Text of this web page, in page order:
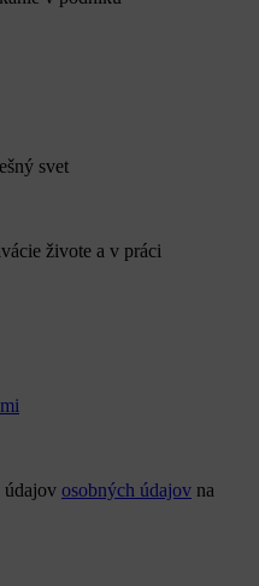
svet
živote a v práci
údajov osobných údajov na